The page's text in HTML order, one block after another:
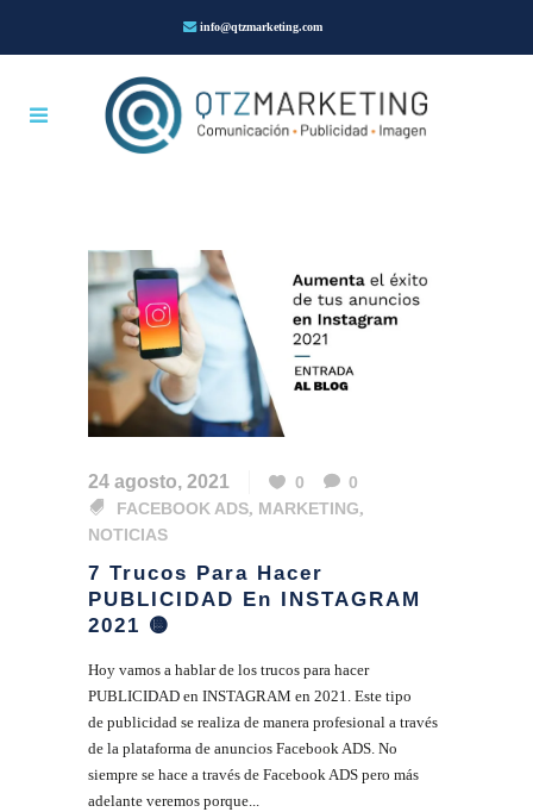
info@qtzmarketing.com
24 agosto, 2021 0
0
FACEBOOK ADS, MARKETING,
NOTICIAS
7 Trucos Para Hacer
PUBLICIDAD En INSTAGRAM
2021 🟡
Hoy vamos a hablar de los trucos para hacer
PUBLICIDAD en INSTAGRAM en 2021. Este tipo
de publicidad se realiza de manera profesional a través
de la plataforma de anuncios Facebook ADS. No
siempre se hace a través de Facebook ADS pero más
adelante veremos porque...